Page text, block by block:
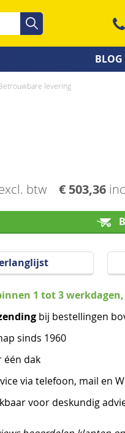
Zoeken
BLOG
levering
btw € 503,36
1 tot 3
bij bestellingen
sinds 1960
één dak
via telefoon, mail en
voor deskundig